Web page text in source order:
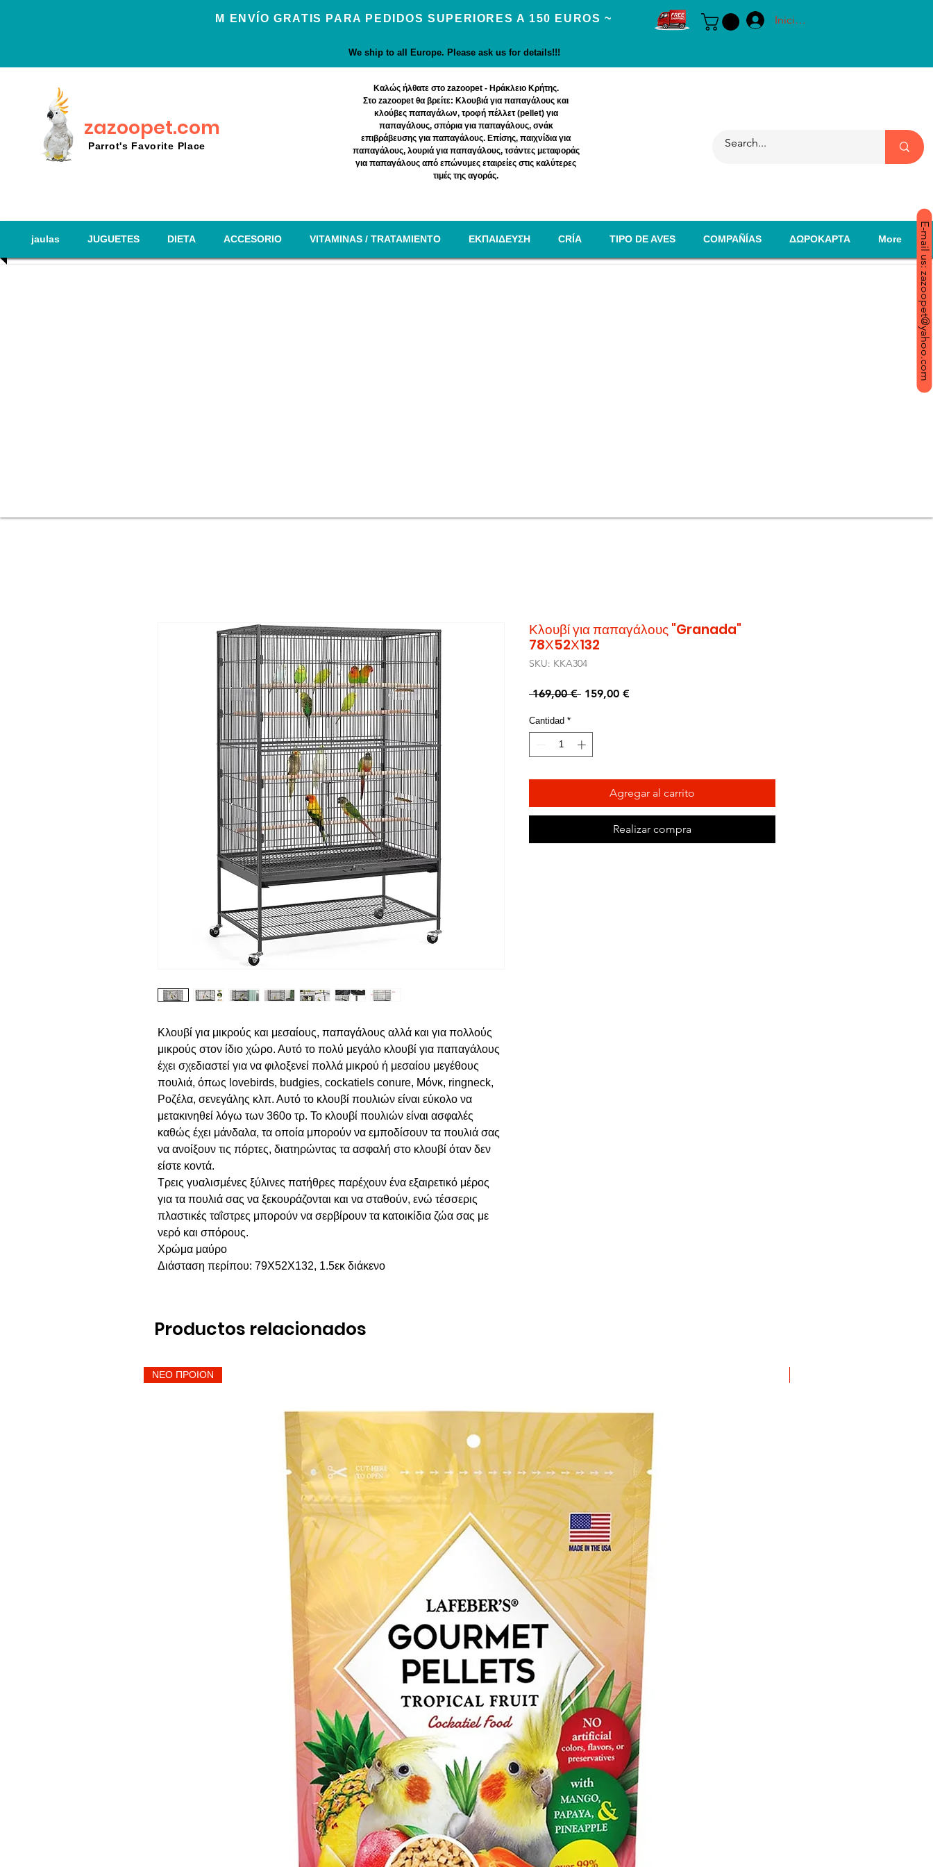
E-mail us: zazoopet@yahoo.com
Μ ENVÍO GRATIS PARA PEDIDOS SUPERIORES A 150 EUROS ~ Iniciar sesión
We ship to all Europe. Please ask us for details!!!
zazoopet.com
Parrot's Favorite Place
Καλώς ήλθατε στο zazoopet - Ηράκλειο Κρήτης.
Στο zazoopet θα βρείτε: Κλουβιά για παπαγάλους και
κλούβες παπαγάλων, τροφή πέλλετ (pellet) για
παπαγάλους, σπόρια για παπαγάλους, σνάκ
επιβράβευσης για παπαγάλους. Επίσης, παιχνίδια για
παπαγάλους, λουριά για παπαγάλους, τσάντες μεταφοράς
για παπαγάλους από επώνυμες εταιρείες στις καλύτερες
τιμές της αγοράς.
jaulas JUGUETES DIETA ACCESORIO VITAMINAS / TRATAMIENTO EΚΠΑΙΔΕΥΣΗ CRÍA TIPO DE AVES COMPAÑÍAS ΔΩΡΟΚΑΡΤΑ More
Κλουβί για μικρούς και μεσαίους, παπαγάλους αλλά και για πολλούς
μικρούς στον ίδιο χώρο. Αυτό το πολύ μεγάλο κλουβί για παπαγάλους
έχει σχεδιαστεί για να φιλοξενεί πολλά μικρού ή μεσαίου μεγέθους
πουλιά, όπως lovebirds, budgies, cockatiels conure, Μόνκ, ringneck,
Ροζέλα, σενεγάλης κλπ. Αυτό το κλουβί πουλιών είναι εύκολο να
μετακινηθεί λόγω των 360ο τρ. Το κλουβί πουλιών είναι ασφαλές
καθώς έχει μάνδαλα, τα οποία μπορούν να εμποδίσουν τα πουλιά σας
να ανοίξουν τις πόρτες, διατηρώντας τα ασφαλή στο κλουβί όταν δεν
είστε κοντά.
Τρεις γυαλισμένες ξύλινες πατήθρες παρέχουν ένα εξαιρετικό μέρος
για τα πουλιά σας να ξεκουράζονται και να σταθούν, ενώ τέσσερις
πλαστικές ταΐστρες μπορούν να σερβίρουν τα κατοικίδια ζώα σας με
νερό και σπόρους.
Χρώμα μαύρο
Διάσταση περίπου: 79Χ52Χ132, 1.5εκ διάκενο
Κλουβί για παπαγάλους "Granada"
78Χ52Χ132
SKU: KKA304
169,00 € Precio
159,00 €Precio
Cantidad *
Agregar al carrito
Realizar compra
Productos relacionados
ΝΕΟ ΠΡΟΙΟΝ